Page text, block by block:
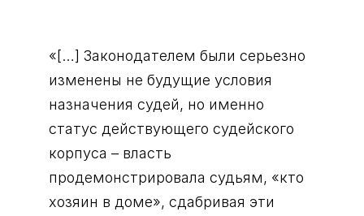
«[…] Законодателем были серьезно
изменены не будущие условия
назначения судей, но именно
статус действующего судейского
корпуса – власть
продемонстрировала судьям, «кто
хозяин в доме», сдабривая эти